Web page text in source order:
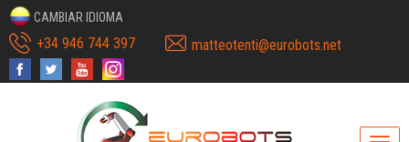
CAMBIAR IDIOMA
+34 946 744 397 matteotenti@eurobots.net